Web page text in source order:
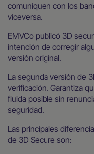
comuniquen con los
viceversa.
EMVCo publicó 3D
intención de corregir
versión original.
La segunda versión de
verificación. Garantiza
fluida posible sin
seguridad.
Las principales
de 3D Secure son: